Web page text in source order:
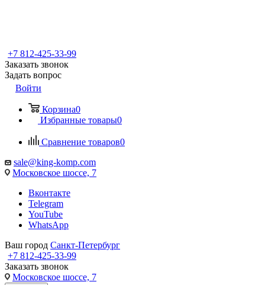
+7 812-425-33-99
Заказать звонок
Задать вопрос
Войти
Корзина0
Избранные товары0
Сравнение товаров0
sale@king-komp.com
Московское шоссе, 7
Вконтакте
Telegram
YouTube
WhatsApp
Ваш город Санкт-Петербург
+7 812-425-33-99
Заказать звонок
Московское шоссе, 7